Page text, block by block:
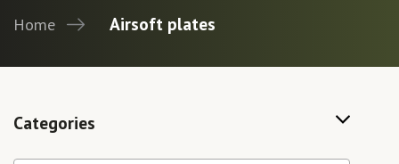
Categories
Home Airsoft plates